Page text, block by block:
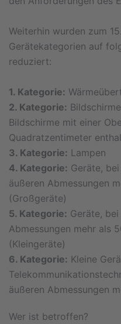
Weiterhin wurden zum
Gerätekategorien auf
reduziert:
1. Kategorie:
2. Kategorie:
Bildschirme mit einer
Quadratzentimeter
3. Kategorie: Lampen
4. Kategorie: Geräte,
äußeren Abmessungen
(Großgeräte)
5. Kategorie: Geräte,
Abmessungen mehr als
(Kleingeräte)
6. Kategorie: Kleine
äußeren Abmessungen
Wer ist betroffen?